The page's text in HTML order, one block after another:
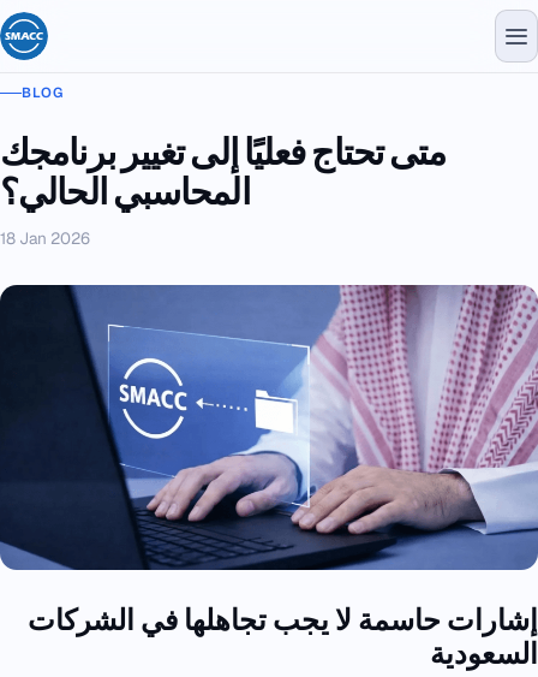
BLOG
متى تحتاج فعليًا إلى تغيير برنامجك
المحاسبي الحالي؟
18 Jan 2026
إشارات حاسمة لا يجب تجاهلها في الشركات
السعودية